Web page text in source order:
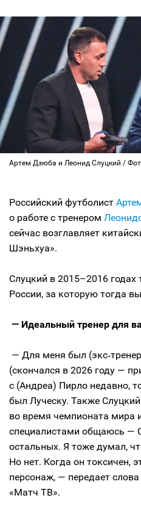
Артем Дзюба и Леонид Слуцкий /
Российский футболист
о работе с тренером
сейчас возглавляет
Шэньхуа».
Слуцкий в 2015–2016 годах
России, за которую тогда
— Идеальный тренер для
— Для меня был
(скончался в 2026 году —
с (Андреа) Пирло недавно,
был Луческу. Также
во время чемпионата мира
специалистами общаюсь —
остальных. Я тоже думал,
Но нет. Когда он токсичен,
персонаж, — передает
«Матч ТВ».